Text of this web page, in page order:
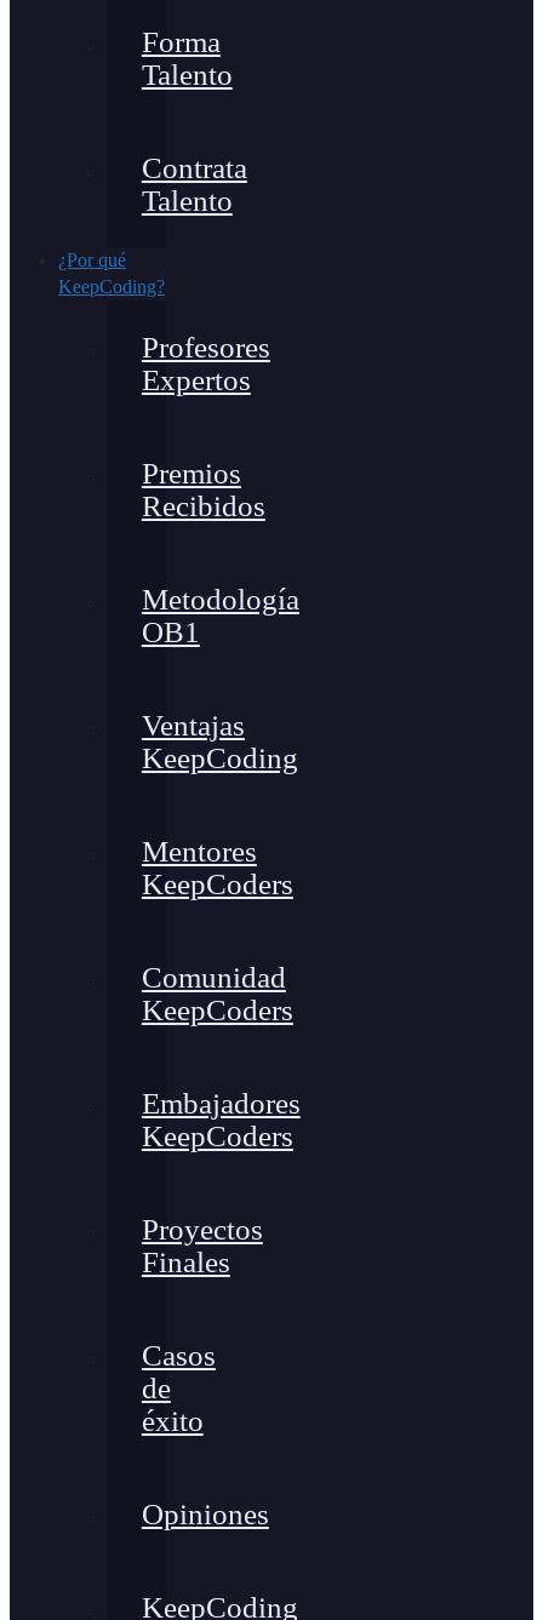
Forma
Talento
Contrata
Talento
¿Por qué
KeepCoding?
Profesores
Expertos
Premios
Recibidos
Metodología
OB1
Ventajas
KeepCoding
Mentores
KeepCoders
Comunidad
KeepCoders
Embajadores
KeepCoders
Proyectos
Finales
Casos
de
éxito
Opiniones
KeepCoding